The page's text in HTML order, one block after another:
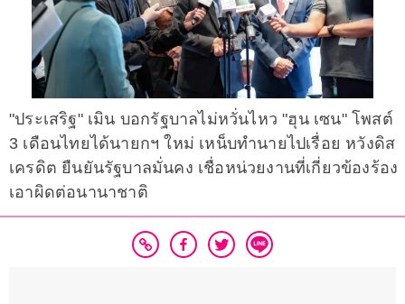
"ประเสริฐ" เมิน บอกรัฐบาลไม่หวั่นไหว "ฮุน เซน" โพสต์
3 เดือนไทยได้นายกฯ ใหม่ เหน็บทำนายไปเรื่อย หวังดิส
เครดิต ยืนยันรัฐบาลมั่นคง เชื่อหน่วยงานที่เกี่ยวข้องร้อง
เอาผิดต่อนานาชาติ